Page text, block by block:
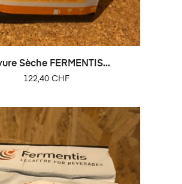
Sèche FERMENTIS...
Prix
122,40 CHF